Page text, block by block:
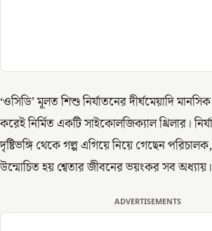
‘ওসিডি’ মূলত শিশু নির্যাতনের দীর্ঘমেয়াদি
করেই নির্মিত একটি সাইকোলজিক্যাল থ্রিলার।
দৃষ্টিভঙ্গি থেকে গল্প এগিয়ে নিয়ে গেছেন
উন্মোচিত হয় শ্বেতার জীবনের ভয়ংকর সব অধ্যায়।
ADVERTISEMENTS